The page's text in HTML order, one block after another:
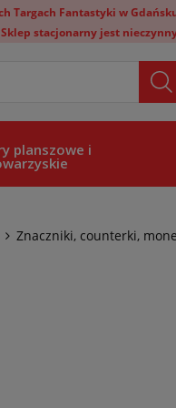
Targach Fantastyki w
Sklep stacjonarny jest
planszowe i
Znaczniki, counterki,